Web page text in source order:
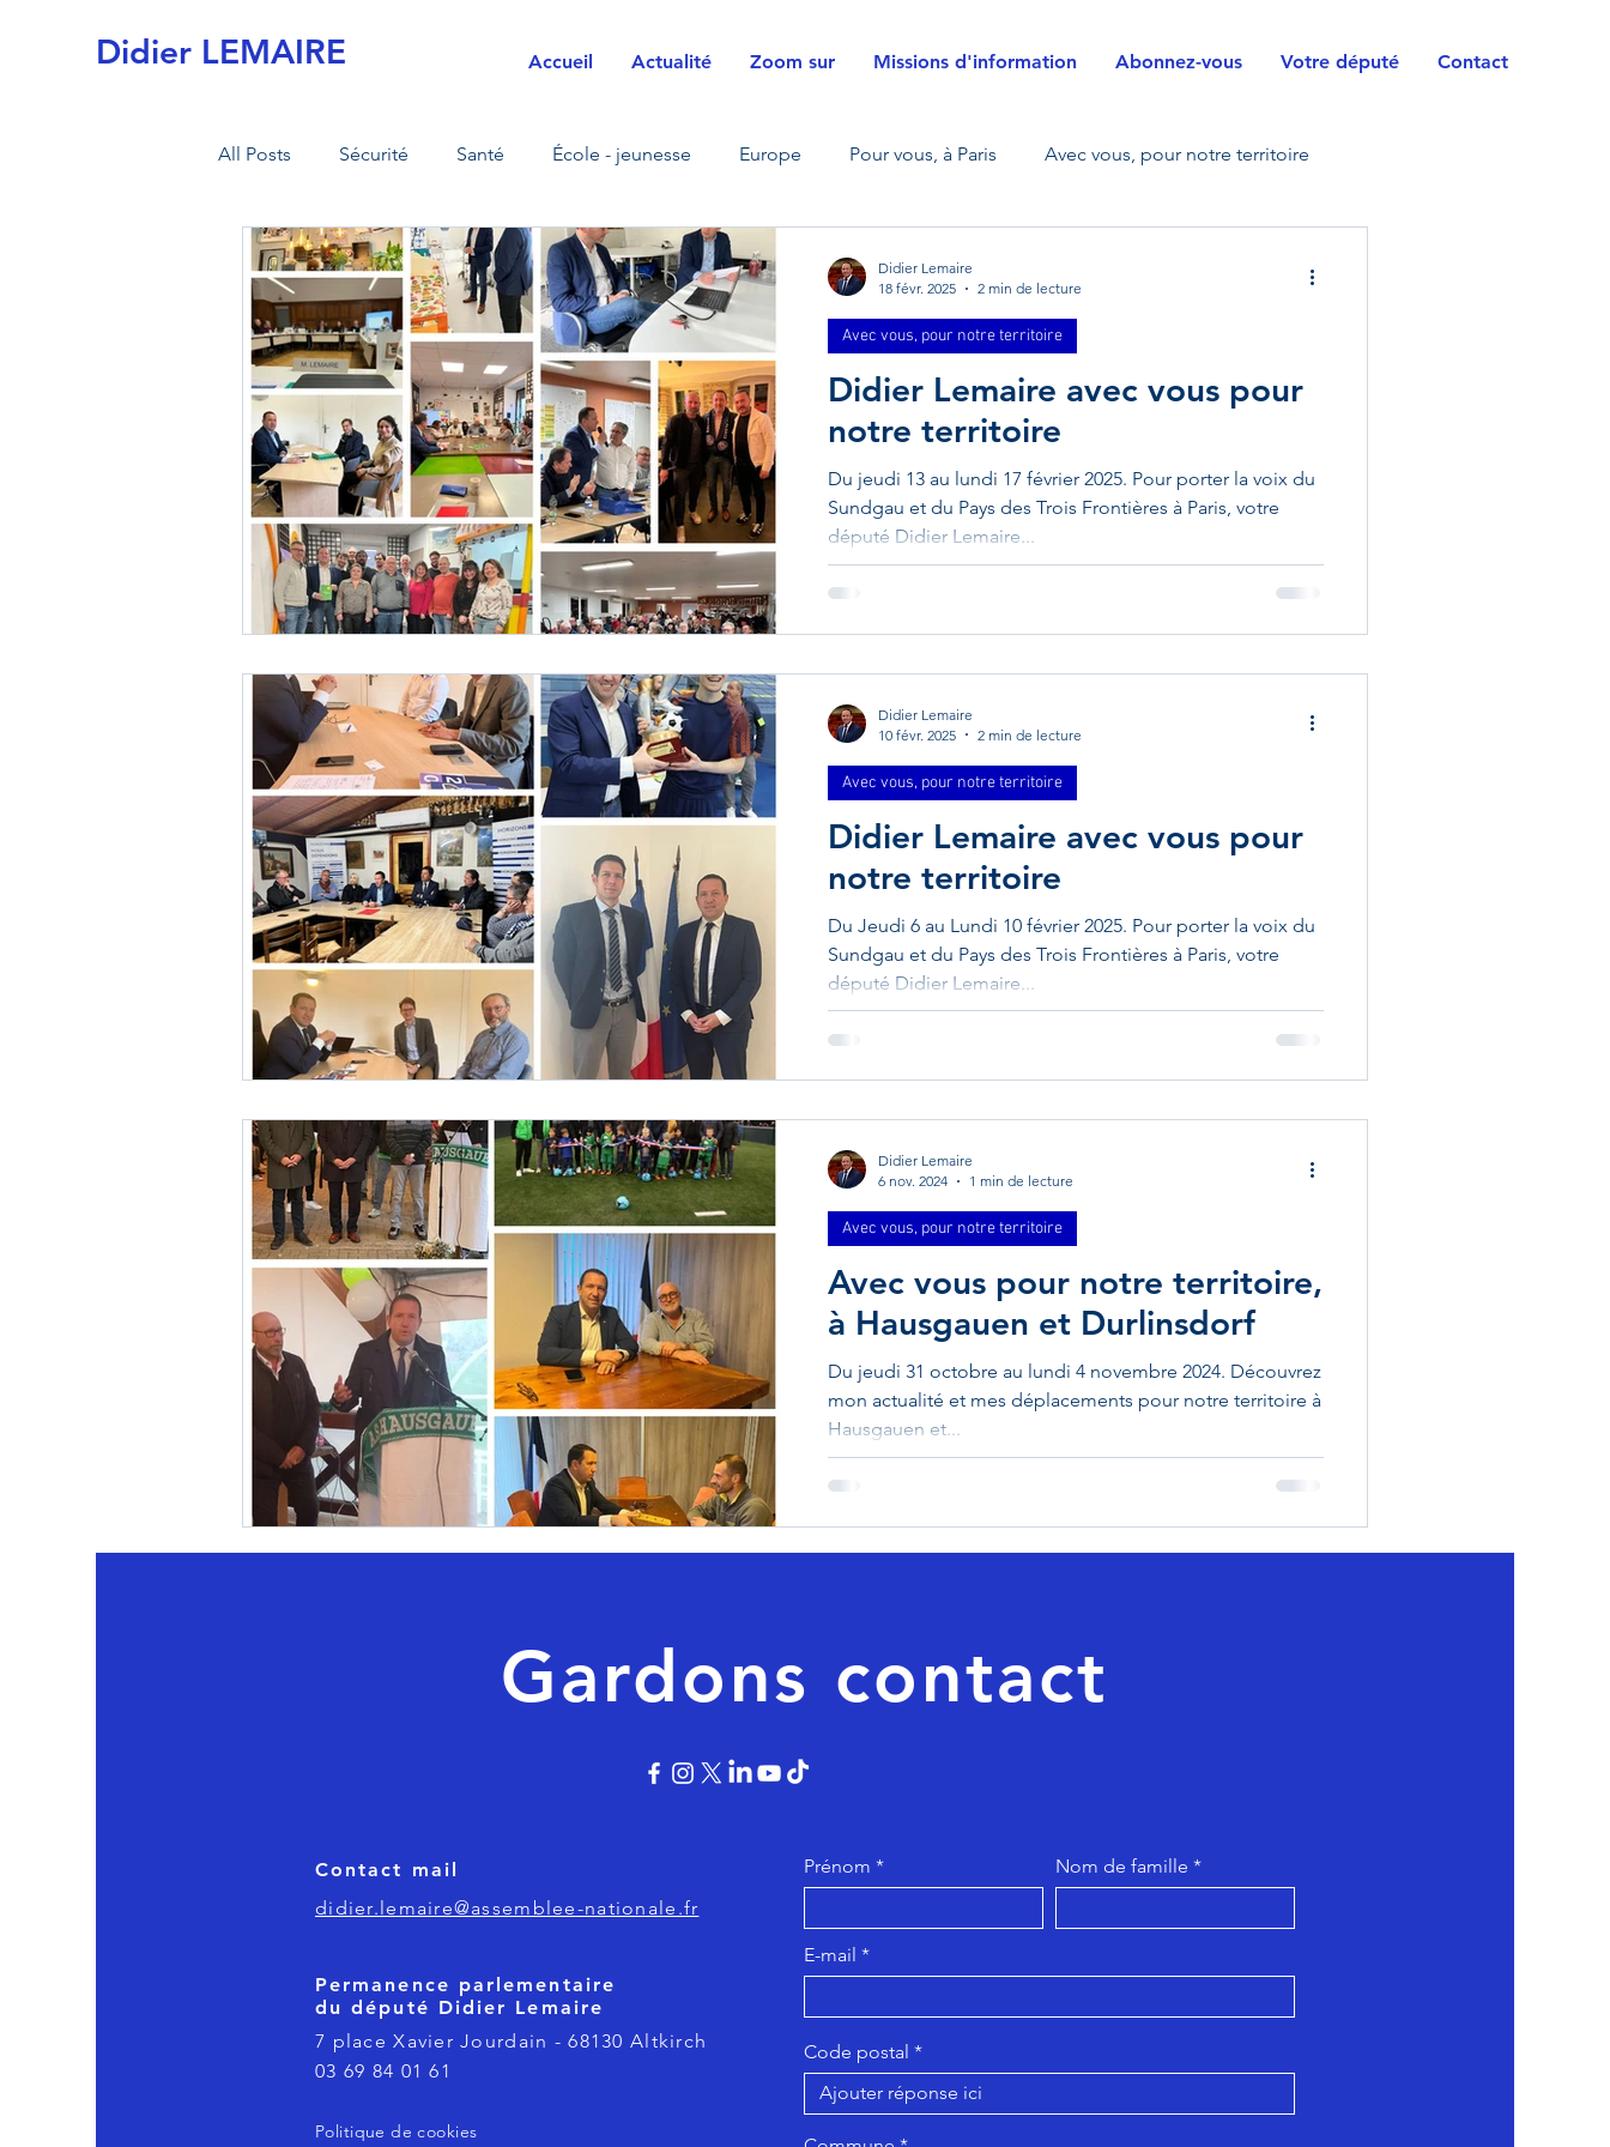
Didier LEMAIRE Accueil Actualité Zoom sur Missions d'information Abonnez-vous Votre député Contact
All Posts Sécurité Santé École - jeunesse Europe Pour vous, à Paris Avec vous, pour notre territoire
Actualités Commission de La Défense Zoom sur
MI sécurité civile MI armées Justice Agriculture Énergies Défense et forces armées
Retraite Fiscalité Transition écologique - énergétique Mobilités Visite de terrain
Fonction publique Urbanisme - logement Autre Directive européenne
Didier Lemaire avec vous pour
notre territoire
Du jeudi 13 au lundi 17 février 2025. Pour porter la voix du
Sundgau et du Pays des Trois Frontières à Paris, votre
député Didier Lemaire...
Avec vous, pour notre territoire
Didier Lemaire
18 févr. 2025
2 min de lecture
Didier Lemaire avec vous pour
notre territoire
Du Jeudi 6 au Lundi 10 février 2025. Pour porter la voix du
Sundgau et du Pays des Trois Frontières à Paris, votre
député Didier Lemaire...
Avec vous, pour notre territoire
Didier Lemaire
10 févr. 2025
2 min de lecture
Avec vous pour notre territoire,
à Hausgauen et Durlinsdorf
Du jeudi 31 octobre au lundi 4 novembre 2024. Découvrez
mon actualité et mes déplacements pour notre territoire à
Hausgauen et...
Avec vous, pour notre territoire
Didier Lemaire
6 nov. 2024
1 min de lecture
Gardons contact
Contact mail
didier.lemaire@assemblee-nationale.fr
Permanence parlementaire
du député Didier Lemaire
7 place Xavier Jourdain - 68130 Altkirch
03 69 84 01 61
Politique de cookies
Prénom Nom de famille
E-mail
Code postal